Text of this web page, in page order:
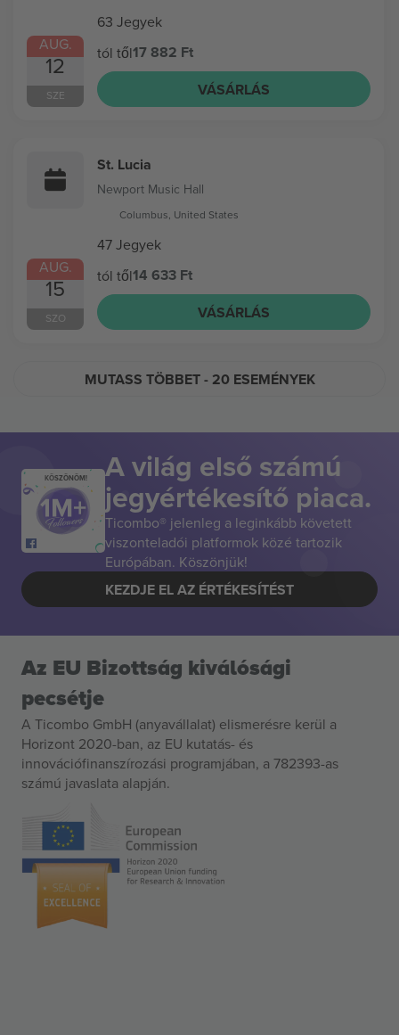
AUG.
12
SZE
63 Jegyek
tól től17 882 Ft
VÁSÁRLÁS
AUG.
15
SZO
St. Lucia
Newport Music Hall
Columbus, United States
47 Jegyek
tól től14 633 Ft
VÁSÁRLÁS
MUTASS TÖBBET- 20 ESEMÉNYEK
KÖSZÖNÖM! A világ első számú
jegyértékesítő piaca.
Ticombo® jelenleg a leginkább követett
viszonteladói platformok közé tartozik
Európában. Köszönjük!
KEZDJE EL AZ ÉRTÉKESÍTÉST
Az EU Bizottság kiválósági
pecsétje
A Ticombo GmbH (anyavállalat) elismerésre kerül a
Horizont 2020-ban, az EU kutatás- és
innovációfinanszírozási programjában, a 782393-as
számú javaslata alapján.